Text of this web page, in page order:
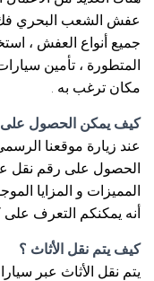
عفش الشعب البحري فك
جميع أنواع العفش ،
المتطورة ، تأمين
مكان ترغب به .
كيف يمكن الحصول
عند زيارة موقعنا
الحصول على رقم نقل
المميزات و المزايا
أنه يمكنكم التعرف على
كيف يتم نقل الأثاث ؟
يتم نقل الأثاث عبر